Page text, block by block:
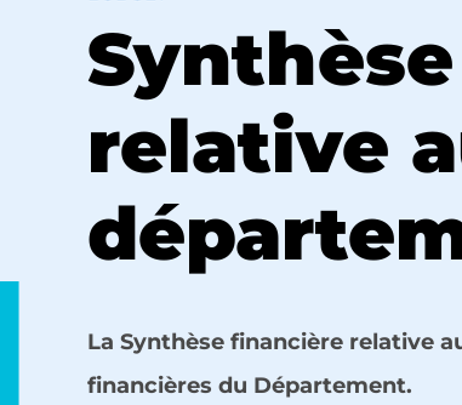
relative
La Synthèse financière relative
financières du Département.